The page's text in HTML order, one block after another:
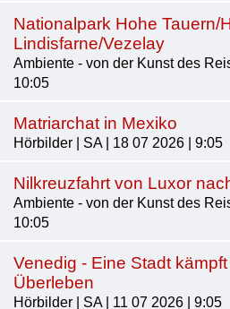
Nationalpark Hohe Tauern/
Lindisfarne/Vezelay
Ambiente - von der Kunst des
10:05
Matriarchat in Mexiko
Hörbilder | SA | 18 07 2026 | 9:05
Nilkreuzfahrt von Luxor
Ambiente - von der Kunst des
10:05
Venedig - Eine Stadt
Überleben
Hörbilder | SA | 11 07 2026 | 9:05